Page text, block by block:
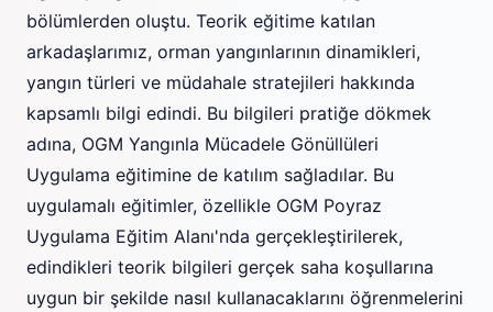
bölümlerden oluştu. Teorik eğitime katılan
arkadaşlarımız, orman yangınlarının dinamikleri,
yangın türleri ve müdahale stratejileri hakkında
kapsamlı bilgi edindi. Bu bilgileri pratiğe dökmek
adına, OGM Yangınla Mücadele Gönüllüleri
Uygulama eğitimine de katılım sağladılar. Bu
uygulamalı eğitimler, özellikle OGM Poyraz
Uygulama Eğitim Alanı'nda gerçekleştirilerek,
edindikleri teorik bilgileri gerçek saha koşullarına
uygun bir şekilde nasıl kullanacaklarını öğrenmelerini